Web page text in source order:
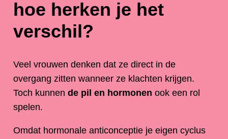
hoe herken je het
verschil?
Veel vrouwen denken dat ze direct in de
overgang zitten wanneer ze klachten krijgen.
Toch kunnen de pil en hormonen ook een rol
spelen.
Omdat hormonale anticonceptie je eigen cyclus